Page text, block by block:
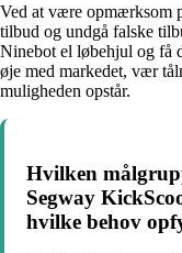
Ved at være opmærksom
tilbud og undgå falske
Ninebot el løbehjul og få
øje med markedet, vær
muligheden opstår.
Hvilken
Segway
hvilke behov